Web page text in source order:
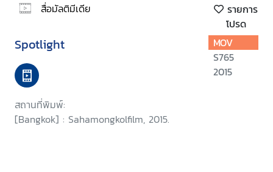
สื่อมัลติมีเดีย
รายการ
โปรด
Spotlight
สถานที่พิมพ์:
[Bangkok] : Sahamongkolfilm, 2015.
MOV
S765
2015